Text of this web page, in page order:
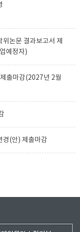
논문 결과보고서 제
예정자)
출마감(2027년 2월
경(안) 제출마감